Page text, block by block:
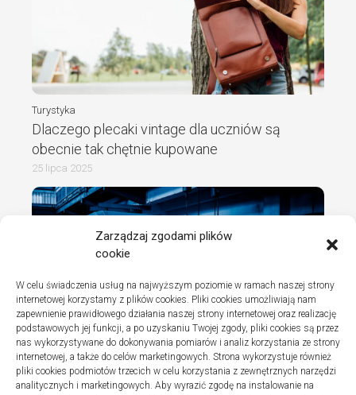
Zarządzaj zgodami plików
cookie
W celu świadczenia usług na najwyższym poziomie w ramach naszej strony
internetowej korzystamy z plików cookies. Pliki cookies umożliwiają nam
zapewnienie prawidłowego działania naszej strony internetowej oraz realizację
podstawowych jej funkcji, a po uzyskaniu Twojej zgody, pliki cookies są przez
nas wykorzystywane do dokonywania pomiarów i analiz korzystania ze strony
internetowej, a także do celów marketingowych. Strona wykorzystuje również
pliki cookies podmiotów trzecich w celu korzystania z zewnętrznych narzędzi
analitycznych i marketingowych. Aby wyrazić zgodę na instalowanie na
Turystyka
Dlaczego plecaki vintage dla uczniów są
obecnie tak chętnie kupowane
25 lipca 2025
Turystyka
Jak wybrać dobrą firmę do instalacji